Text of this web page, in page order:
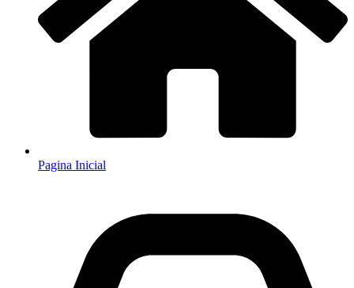
Pagina Inicial